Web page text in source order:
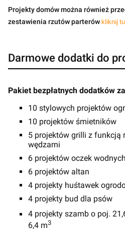
Projekty domów można również
zestawienia rzutów parterów kliknij
Darmowe dodatki do
Pakiet bezpłatnych dodatków
10 stylowych projektów
10 projektów śmietników
5 projektów grilli z funkcją
wędzarni
6 projektów oczek wodnych
6 projektów altan
4 projekty huśtawek
4 projekty bud dla psów
4 projekty szamb o poj.
6,4 m3